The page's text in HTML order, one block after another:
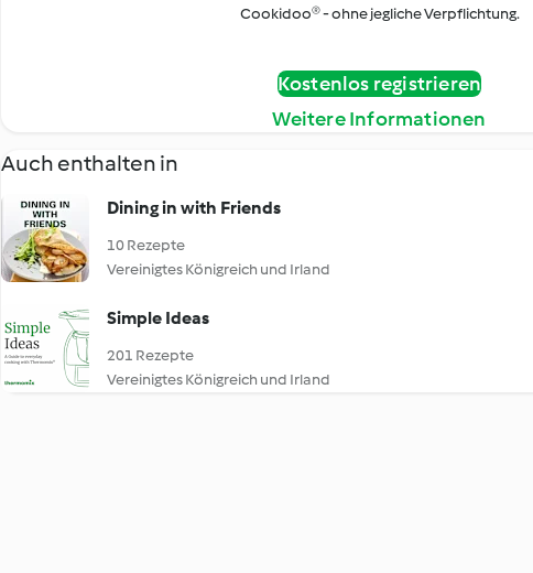
Cookidoo® - ohne jegliche Verpflichtung.
Kostenlos registrieren
Weitere Informationen
Auch enthalten in
Dining in with Friends
10 Rezepte
Vereinigtes Königreich und Irland
Simple Ideas
201 Rezepte
Vereinigtes Königreich und Irland